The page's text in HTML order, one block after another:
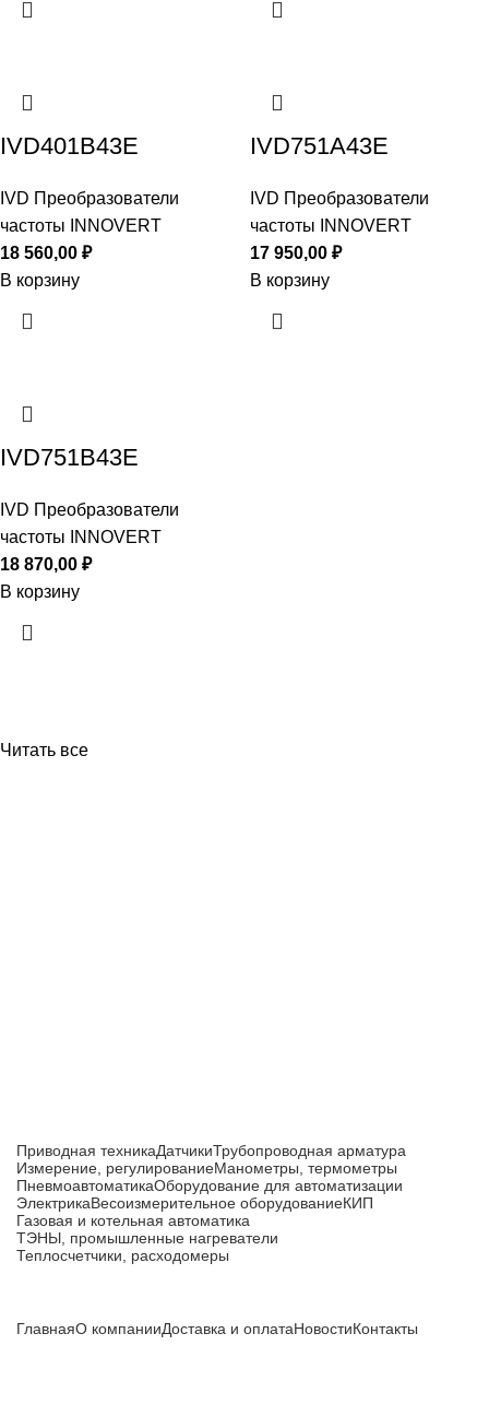
IVD401B43E
IVD Преобразователи
частоты INNOVERT
18 560,00 ₽
В корзину
IVD751A43E
IVD Преобразователи
частоты INNOVERT
17 950,00 ₽
В корзину
IVD751B43E
IVD Преобразователи
частоты INNOVERT
18 870,00 ₽
В корзину
Читать все
Приводная техникаДатчикиТрубопроводная арматура
Измерение, регулированиеМанометры, термометры
ПневмоавтоматикаОборудование для автоматизации
ЭлектрикаВесоизмерительное оборудованиеКИП
Газовая и котельная автоматика
ТЭНЫ, промышленные нагреватели
Теплосчетчики, расходомеры
ГлавнаяО компанииДоставка и оплатаНовостиКонтакты